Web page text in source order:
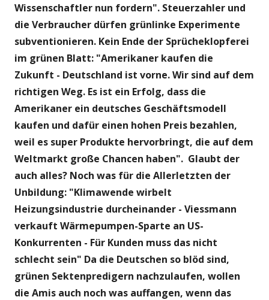
Wissenschaftler nun fordern". Steuerzahler und
die Verbraucher dürfen grünlinke Experimente
subventionieren. Kein Ende der Sprücheklopferei
im grünen Blatt: "Amerikaner kaufen die
Zukunft - Deutschland ist vorne. Wir sind auf dem
richtigen Weg. Es ist ein Erfolg, dass die
Amerikaner ein deutsches Geschäftsmodell
kaufen und dafür einen hohen Preis bezahlen,
weil es super Produkte hervorbringt, die auf dem
Weltmarkt große Chancen haben". Glaubt der
auch alles? Noch was für die Allerletzten der
Unbildung: "Klimawende wirbelt
Heizungsindustrie durcheinander - Viessmann
verkauft Wärmepumpen-Sparte an US-
Konkurrenten - Für Kunden muss das nicht
schlecht sein" Da die Deutschen so blöd sind,
grünen Sektenpredigern nachzulaufen, wollen
die Amis auch noch was auffangen, wenn das